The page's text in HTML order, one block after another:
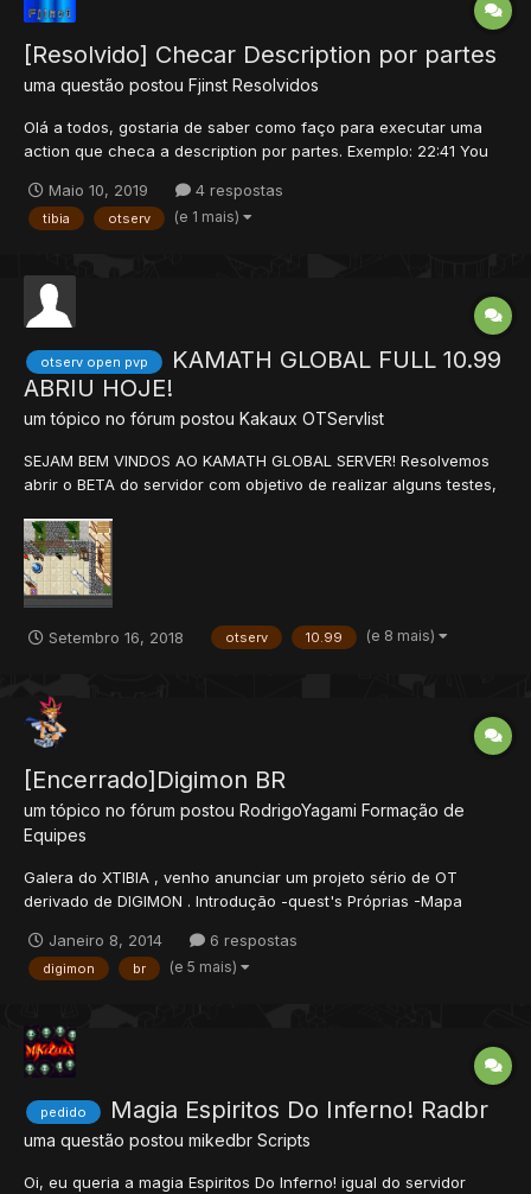
[Resolvido] Checar Description por partes
uma questão postou Fjinst Resolvidos
Olá a todos, gostaria de saber como faço para executar uma
action que checa a description por partes. Exemplo: 22:41 You
[Rat.+17%] [Rat.+62%] Gostaria que quando eu utilizar um item
ele retorne só uma parte da des...
Maio 10, 2019 4 respostas
tibia otserv (e 1 mais)
otserv open pvp
KAMATH GLOBAL FULL 10.99
ABRIU HOJE!
um tópico no fórum postou Kakaux OTServlist
SEJAM BEM VINDOS AO KAMATH GLOBAL SERVER! Resolvemos
abrir o BETA do servidor com objetivo de realizar alguns testes,
Site: vitureiraserver.com Exp Rate: 300x Skill Rate: 50x Magic
Rate: 40x Loot: 4x - B...
Setembro 16, 2018 otserv 10.99 (e 8 mais)
[Encerrado]Digimon BR
um tópico no fórum postou RodrigoYagami Formação de
Equipes
Galera do XTIBIA , venho anunciar um projeto sério de OT
derivado de DIGIMON . Introdução -quest's Próprias -Mapa
Evolução Proprio -Novo Sistema de guild -Casses , Elite , Tática
e Lucemon Alience -Novas Sprites -Sem sprites de ds...
Janeiro 8, 2014 6 respostas
digimon br (e 5 mais)
pedido Magia Espiritos Do Inferno! Radbr
uma questão postou mikedbr Scripts
Oi, eu queria a magia Espiritos Do Inferno! igual do servidor